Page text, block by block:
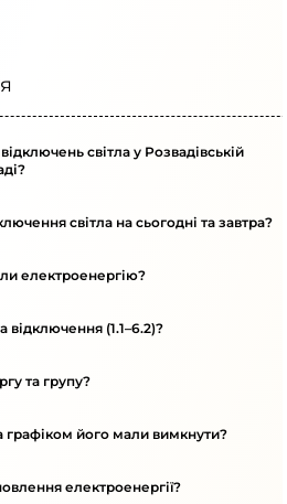
світла у Розвадівській
світла на сьогодні та завтра?
електроенергію?
(1.1–6.2)?
та групу?
графіком його мали вимкнути?
електроенергії?